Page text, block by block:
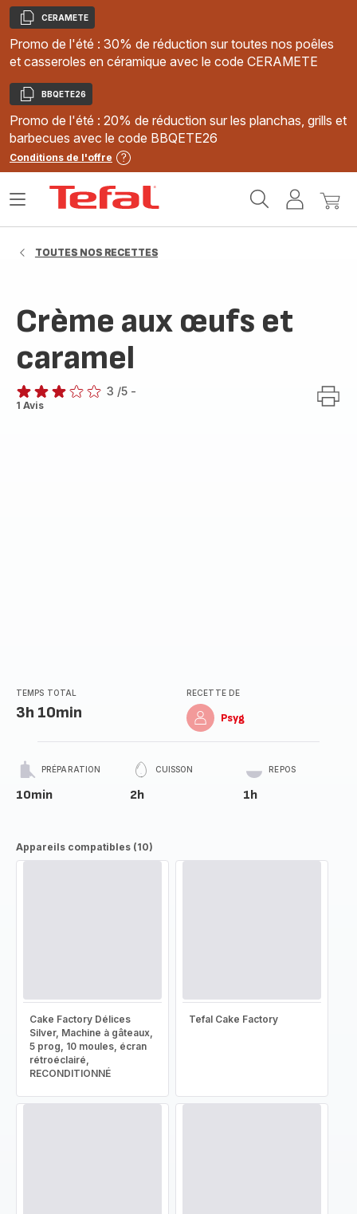
Copier
CERAMETE
Promo de l'été : 30% de réduction sur toutes nos poêles
et casseroles en céramique avec le code CERAMETE
Copier
BBQETE26
Promo de l'été : 20% de réduction sur les planchas, grills et
barbecues avec le code BBQETE26
Conditions de l'offre
MonMon
Ouvrir
TOUTES NOS RECETTES
Crème aux œufs et
caramel
Avis
3 /5 -
1 Avis
TEMPS TOTAL
3h 10min
RECETTE DE
Psyg
PRÉPARATION
10min
CUISSON
2h
REPOS
1h
Appareils compatibles (10)
Cake Factory Délices
Silver, Machine à gâteaux,
5 prog, 10 moules, écran
rétroéclairé,
RECONDITIONNÉ
Tefal Cake Factory